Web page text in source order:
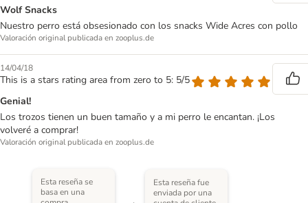
Wolf Snacks
Nuestro perro está obsesionado con los snacks Wide Acres con pollo
Valoración original publicada en zooplus.de
14/04/18
This is a stars rating area from zero to 5: 5/5
Genial!
Los trozos tienen un buen tamaño y a mi perro le encantan. ¡Los
volveré a comprar!
Valoración original publicada en zooplus.de
Esta reseña se
basa en una
Esta reseña fue
enviada por una